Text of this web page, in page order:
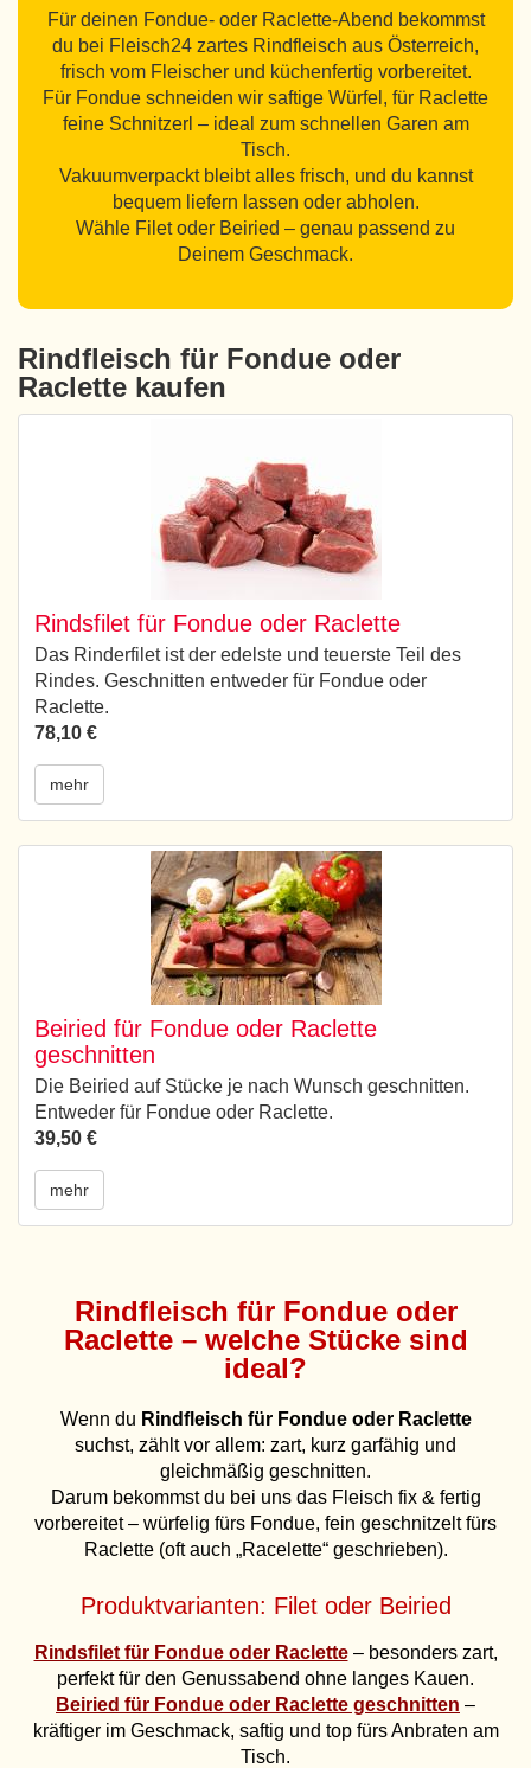
Für deinen Fondue- oder Raclette-Abend bekommst
du bei Fleisch24 zartes Rindfleisch aus Österreich,
frisch vom Fleischer und küchenfertig vorbereitet.
Für Fondue schneiden wir saftige Würfel, für Raclette
feine Schnitzerl – ideal zum schnellen Garen am
Tisch.
Vakuumverpackt bleibt alles frisch, und du kannst
bequem liefern lassen oder abholen.
Wähle Filet oder Beiried – genau passend zu
Deinem Geschmack.
Rindfleisch für Fondue oder
Raclette kaufen
Rindsfilet für Fondue oder Raclette
Das Rinderfilet ist der edelste und teuerste Teil des
Rindes. Geschnitten entweder für Fondue oder
Raclette.
78,10 €
mehr
Beiried für Fondue oder Raclette
geschnitten
Die Beiried auf Stücke je nach Wunsch geschnitten.
Entweder für Fondue oder Raclette.
39,50 €
mehr
Rindfleisch für Fondue oder
Raclette – welche Stücke sind
ideal?
Wenn du Rindfleisch für Fondue oder Raclette
suchst, zählt vor allem: zart, kurz garfähig und
gleichmäßig geschnitten.
Darum bekommst du bei uns das Fleisch fix & fertig
vorbereitet – würfelig fürs Fondue, fein geschnitzelt fürs
Raclette (oft auch „Racelette“ geschrieben).
Produktvarianten: Filet oder Beiried
Rindsfilet für Fondue oder Raclette– besonders zart,
perfekt für den Genussabend ohne langes Kauen.
Beiried für Fondue oder Raclette geschnitten –
kräftiger im Geschmack, saftig und top fürs Anbraten am
Tisch.